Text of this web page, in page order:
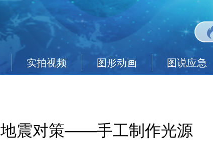
实拍视频 图形动画 图说应急
地震对策——手工制作光源